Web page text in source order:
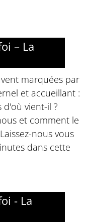
– La
marquées par
et accueillant :
d'où vient-il ?
et comment le
nous vous
dans cette
- La